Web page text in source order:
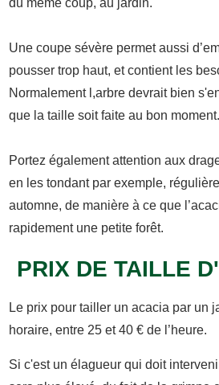
du même coup, au jardin.
Une coupe sévère permet aussi
pousser trop haut, et contient les
Normalement l,arbre devrait bien
que la taille soit faite au bon moment.
Portez également attention aux
en les tondant par exemple,
automne, de manière à ce que
rapidement une petite forêt.
PRIX DE TAILLE
Le prix pour tailler un acacia par un
horaire, entre 25 et 40 € de l’heure.
Si c'est un élagueur qui doit